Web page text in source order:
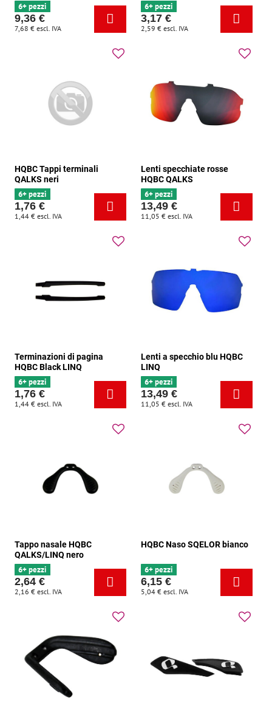
6+ pezzi
9,36 €
7,68 € escl. IVA
6+ pezzi
3,17 €
2,59 € escl. IVA
HQBC Tappi terminali
QALKS neri
6+ pezzi
1,76 €
1,44 € escl. IVA
Lenti specchiate rosse
HQBC QALKS
6+ pezzi
13,49 €
11,05 € escl. IVA
Terminazioni di pagina
HQBC Black LINQ
6+ pezzi
1,76 €
1,44 € escl. IVA
Lenti a specchio blu HQBC
LINQ
6+ pezzi
13,49 €
11,05 € escl. IVA
Tappo nasale HQBC
QALKS/LINQ nero
6+ pezzi
2,64 €
2,16 € escl. IVA
HQBC Naso SQELOR bianco
6+ pezzi
6,15 €
5,04 € escl. IVA